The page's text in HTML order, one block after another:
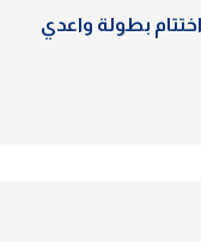
لاعبا.. اختتام بطولة واعدي